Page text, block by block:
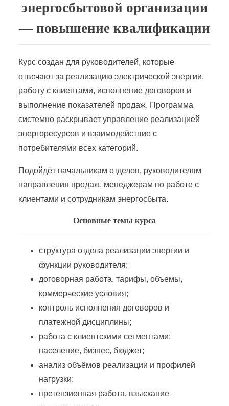
Подготовка сетей и систем электроснабжения
Производство энергетического оборудования
Промышленная электроэнергетика и теплоэнергетика
Работник по обслуживанию распределительных сетей 0,4 &#8212; 20 кВ
Работник по организации эксплуатации электротехнического оборудования тепловой электростанции
Работник района электрических сетей
Реализации электрической энергии
Сотрудник района электрических сетей
энергосбытовой организации
— повышение квалификации
Курс создан для руководителей, которые
отвечают за реализацию электрической энергии,
работу с клиентами, исполнение договоров и
выполнение показателей продаж. Программа
системно раскрывает управление реализацией
энергоресурсов и взаимодействие с
потребителями всех категорий.
Подойдёт начальникам отделов, руководителям
направления продаж, менеджерам по работе с
клиентами и сотрудникам энергосбыта.
Основные темы курса
структура отдела реализации энергии и
функции руководителя;
договорная работа, тарифы, объемы,
коммерческие условия;
контроль исполнения договоров и
платежной дисциплины;
работа с клиентскими сегментами:
население, бизнес, бюджет;
анализ объёмов реализации и профилей
нагрузки;
претензионная работа, взыскание